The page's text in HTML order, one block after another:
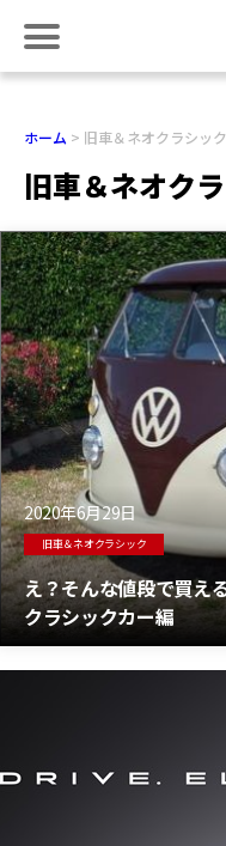
ホーム 旧車＆ネオクラシック
旧車＆ネオク
2020年6月29日
旧車＆ネオクラシック
え？そんな値段で買
クラシックカー編